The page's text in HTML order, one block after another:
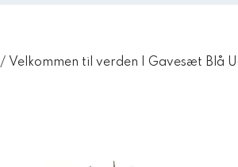
/ Velkommen til verden | Gavesæt Blå